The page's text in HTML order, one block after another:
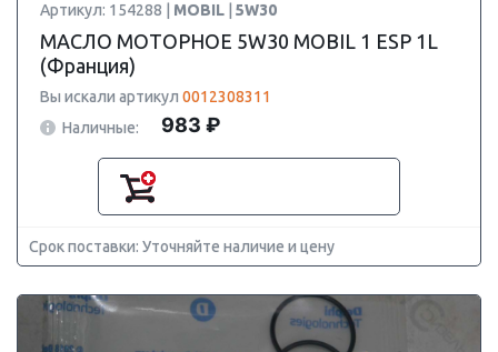
Артикул: 154288 | MOBIL 5W30
МАСЛО МОТОРНОЕ 5W30 MOBIL 1 ESP 1L
(Франция)
Вы искали артикул 0012308311
Наличные:
983 ₽
Срок поставки: Уточняйте наличие и цену